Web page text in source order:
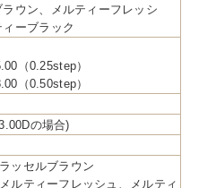
ラウン、メルティーフレッシ
ィーブラック
（0.25step）
（0.50step）
の場合)
ッセルブラウン
ルティーフレッシュ、メルティ